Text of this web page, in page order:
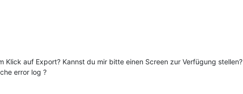
Klick auf Export? Kannst du mir bitte einen Screen zur Verfügung stellen?
error log ?